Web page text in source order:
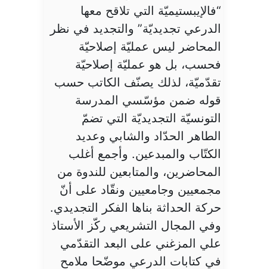
“فالإيبستيميّة التي تلاقح معها
الدرعي تجديديّة” والتجديد في نظر
المحاضر ليس عمليّة إصلاحيّة
فحسب، بل هو عمليّة إصلاحيّة
تقدّميّة، لذلك يصنّف الكاتب حسب
قوله ضمن مؤسّسي المدرسة
التونسيّة التجديديّة التي تضمّ
الطاهر الحدّاد والشابي وعديد
الكتّاب والمبدعين. وأجمع أغلب
المحاضرين، والمتابعين للندوة من
مجمعيين وجامعيين ونقّاد على أنّ
حركة الحداثة بناها الفكر التجديدي.
وفي المجال التشريعي ركّز الأستاذ
علي المزغني على البعد التقدّمي
في كتابات الدرعي موضّحا ملامح